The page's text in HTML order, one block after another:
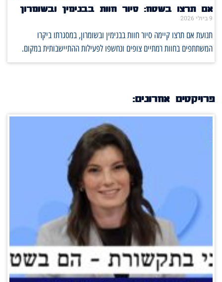
אם תרצו בשטח: סיור חוות בבנימין ובשומרון
9 ביולי 2026
תנועת אם תרצו קיימה סיור חוות בבנימין ובשומרון, במסגרתו ביקרו
המשתתפים בחוות רמתיים צופים ונחשפו לפעילות ההתיישבותית במקום.
פרויקטים אחרונים: